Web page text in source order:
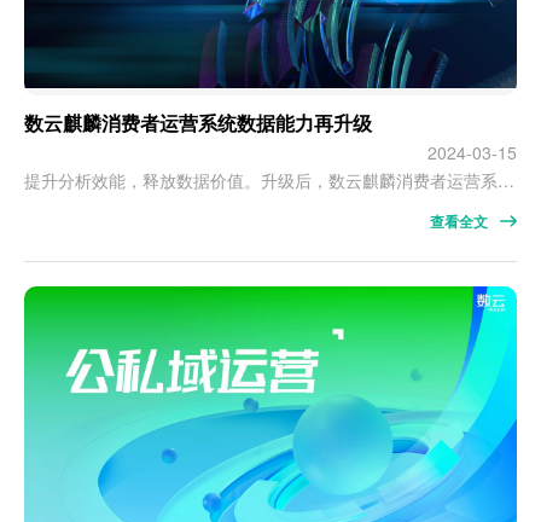
数云麒麟消费者运营系统数据能力再升级
2024-03-15
提升分析效能，释放数据价值。升级后，数云麒麟消费者运营系统的数据能力有何特点？12个字：提升分析效能，释放数据价值。 在数云资深解决方案专家陈品元看来，这样的数据分析本身就是一个系统工程，数据价值无法靠单一的业务人员或工具释放，数据不全、数据没法用、数据不好用等都是分析过程的拦路虎。怎么办？把握两点：1、数据层面，拓宽数据的广度和深度；2、工具层面，提供更易用的数据分析方式。 01 拓广度、挖深度…
查看全文